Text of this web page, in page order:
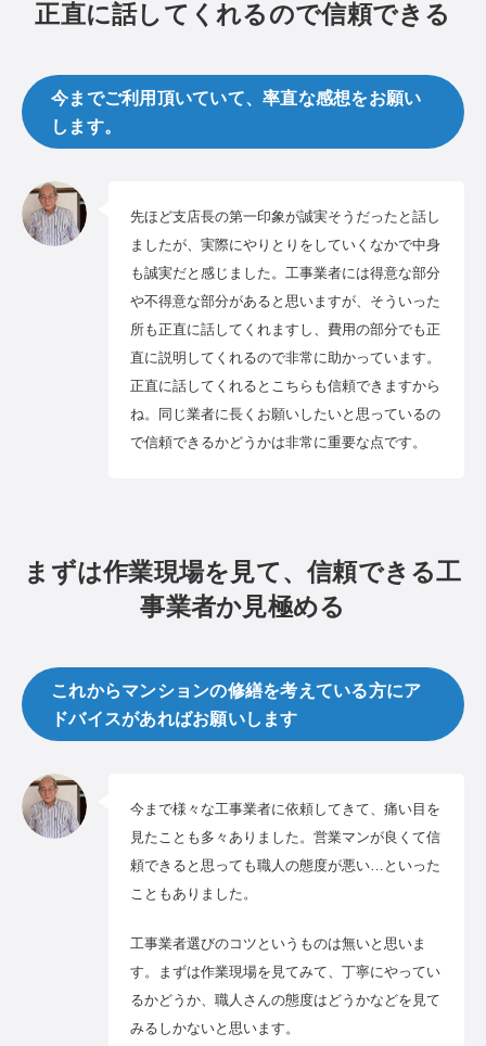
正直に話してくれるので信頼できる
今までご利用頂いていて、率直な感想をお願い
します。
先ほど支店長の第一印象が誠実そうだったと話し
ましたが、実際にやりとりをしていくなかで中身
も誠実だと感じました。工事業者には得意な部分
や不得意な部分があると思いますが、そういった
所も正直に話してくれますし、費用の部分でも正
直に説明してくれるので非常に助かっています。
正直に話してくれるとこちらも信頼できますから
ね。同じ業者に長くお願いしたいと思っているの
で信頼できるかどうかは非常に重要な点です。
まずは作業現場を見て、信頼できる工
事業者か見極める
これからマンションの修繕を考えている方にア
ドバイスがあればお願いします
今まで様々な工事業者に依頼してきて、痛い目を
見たことも多々ありました。営業マンが良くて信
頼できると思っても職人の態度が悪い…といった
こともありました。
工事業者選びのコツというものは無いと思いま
す。まずは作業現場を見てみて、丁寧にやってい
るかどうか、職人さんの態度はどうかなどを見て
みるしかないと思います。